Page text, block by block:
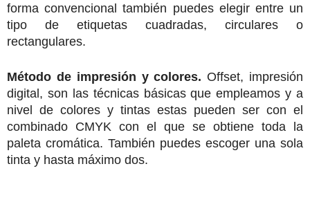
forma convencional también puedes elegir entre un
tipo de etiquetas cuadradas, circulares o
rectangulares.
Método de impresión y colores. Offset, impresión
digital, son las técnicas básicas que empleamos y a
nivel de colores y tintas estas pueden ser con el
combinado CMYK con el que se obtiene toda la
paleta cromática. También puedes escoger una sola
tinta y hasta máximo dos.